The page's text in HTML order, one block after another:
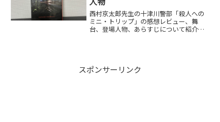
西村京太郎先生の十津川警部「殺人への
ミニ・トリップ」の感想レビュー、舞
台、登場人物、あらすじについて紹介し
スポンサーリンク